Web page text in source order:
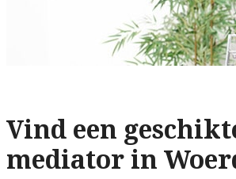
Vind een
mediator in